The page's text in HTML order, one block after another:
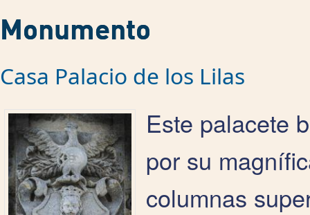
Monumento
Casa Palacio de los Lilas
Este palacete
por su
columnas